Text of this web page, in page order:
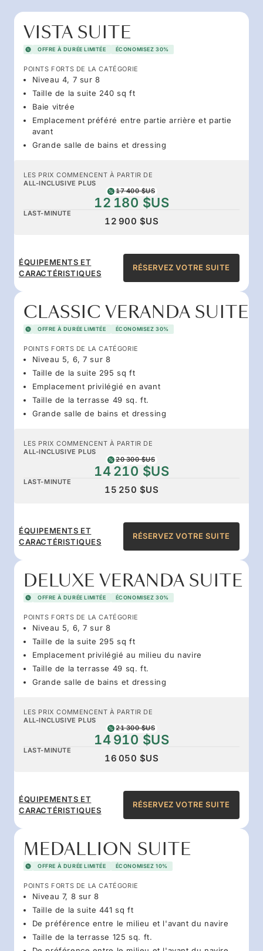
VISTA SUITE
OFFRE À DURÉE LIMITÉE ÉCONOMISEZ 30%
POINTS FORTS DE LA CATÉGORIE
Niveau 4, 7 sur 8
Taille de la suite 240 sq ft
Baie vitrée
Emplacement préféré entre partie arrière et partie
avant
Grande salle de bains et dressing
LES PRIX COMMENCENT À PARTIR DE
ALL-INCLUSIVE PLUS
17 400 $US
12 180 $US
LAST-MINUTE
12 900 $US
ÉQUIPEMENTS ET
CARACTÉRISTIQUES
RÉSERVEZ VOTRE SUITE
CLASSIC VERANDA SUITE
OFFRE À DURÉE LIMITÉE ÉCONOMISEZ 30%
POINTS FORTS DE LA CATÉGORIE
Niveau 5, 6, 7 sur 8
Taille de la suite 295 sq ft
Emplacement privilégié en avant
Taille de la terrasse 49 sq. ft.
Grande salle de bains et dressing
LES PRIX COMMENCENT À PARTIR DE
ALL-INCLUSIVE PLUS
20 300 $US
14 210 $US
LAST-MINUTE
15 250 $US
ÉQUIPEMENTS ET
CARACTÉRISTIQUES
RÉSERVEZ VOTRE SUITE
DELUXE VERANDA SUITE
OFFRE À DURÉE LIMITÉE ÉCONOMISEZ 30%
POINTS FORTS DE LA CATÉGORIE
Niveau 5, 6, 7 sur 8
Taille de la suite 295 sq ft
Emplacement privilégié au milieu du navire
Taille de la terrasse 49 sq. ft.
Grande salle de bains et dressing
LES PRIX COMMENCENT À PARTIR DE
ALL-INCLUSIVE PLUS
21 300 $US
14 910 $US
LAST-MINUTE
16 050 $US
ÉQUIPEMENTS ET
CARACTÉRISTIQUES
RÉSERVEZ VOTRE SUITE
MEDALLION SUITE
OFFRE À DURÉE LIMITÉE ÉCONOMISEZ 10%
POINTS FORTS DE LA CATÉGORIE
Niveau 7, 8 sur 8
Taille de la suite 441 sq ft
De préférence entre le milieu et l'avant du navire
Taille de la terrasse 125 sq. ft.